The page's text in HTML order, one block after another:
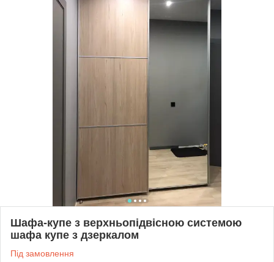
Шафа-купе з верхньопідвісною системою
шафа купе з дзеркалом
Під замовлення